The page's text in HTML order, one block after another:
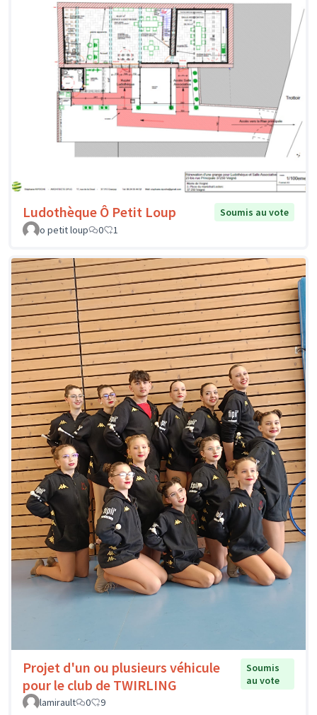
Ludothèque Ô Petit Loup
Soumis au vote
o petit loup
0 1
Projet d'un ou plusieurs véhicule
pour le club de TWIRLING
Soumis
au vote
lamirault
0 9